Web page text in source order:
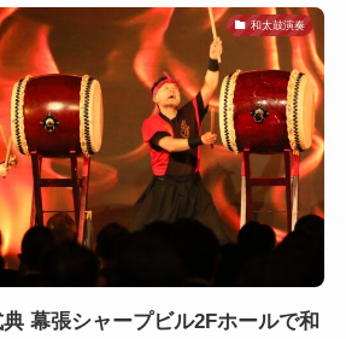
和太鼓演奏
幕張シャープビル2Fホールで和